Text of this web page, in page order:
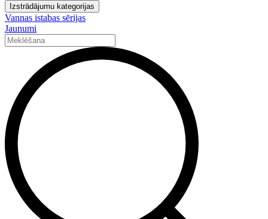
Izstrādājumu kategorijas
Vannas istabas sērijas
Jaunumi